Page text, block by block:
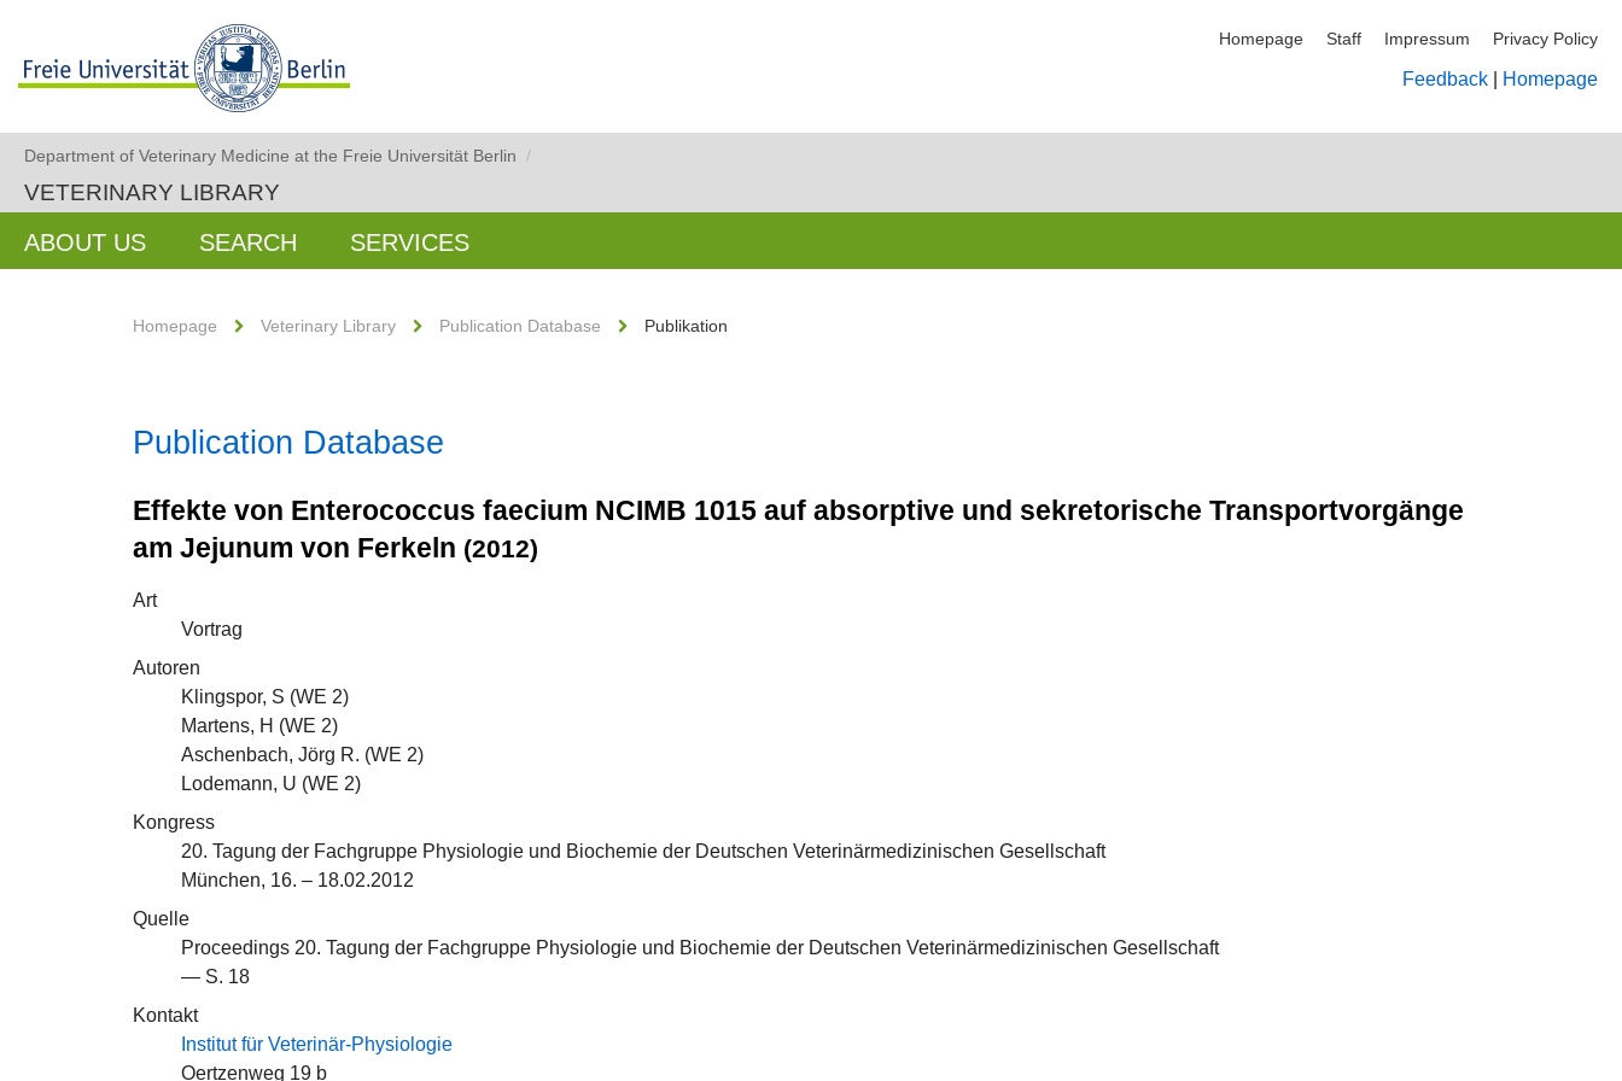
Homepage Staff Impressum Privacy Policy
Feedback Homepage
Department of Veterinary Medicine at the Freie Universität Berlin /
VETERINARY LIBRARY
ABOUT US SEARCH SERVICES
Homepage Veterinary Library Publication Database Publikation
Publication Database
Effekte von Enterococcus faecium NCIMB 1015 auf absorptive und sekretorische Transportvorgänge
am Jejunum von Ferkeln (2012)
Art
Vortrag
Autoren
Klingspor, S (WE 2)
Martens, H (WE 2)
Aschenbach, Jörg R. (WE 2)
Lodemann, U (WE 2)
Kongress
20. Tagung der Fachgruppe Physiologie und Biochemie der Deutschen Veterinärmedizinischen Gesellschaft
München, 16. – 18.02.2012
Quelle
Proceedings 20. Tagung der Fachgruppe Physiologie und Biochemie der Deutschen Veterinärmedizinischen Gesellschaft
— S. 18
Kontakt
Institut für Veterinär-Physiologie
Oertzenweg 19 b